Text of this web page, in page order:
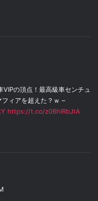
VIPの頂点！最高級車センチュ
フィアを超えた？ｗ –
https://t.co/z06hIRbJtA